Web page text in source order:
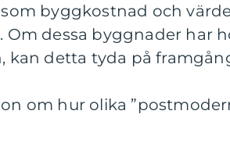
byggkostnad och
Om dessa byggnader har
kan detta tyda på
om hur olika